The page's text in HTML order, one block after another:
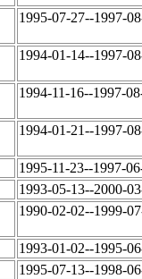
1995-07-27--1997-
1994-01-14--1997-
1994-11-16--1997-
1994-01-21--1997-
1995-11-23--1997-
1993-05-13--2000-
1990-02-02--1999-
1993-01-02--1995-
1995-07-13--1998-